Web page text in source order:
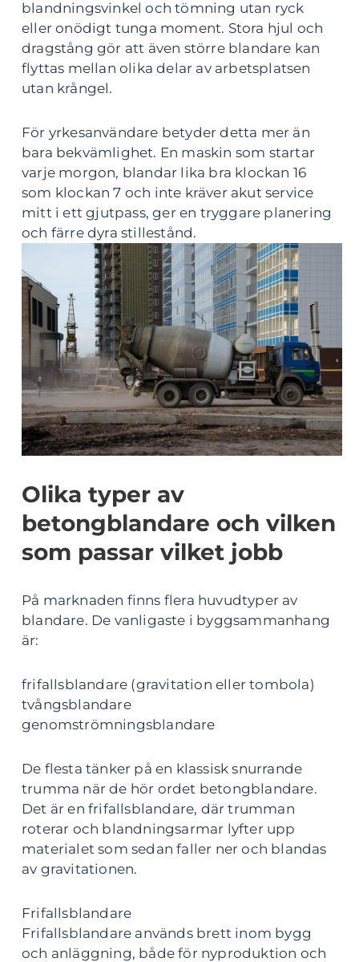
blandningsvinkel och tömning utan ryck
eller onödigt tunga moment. Stora hjul och
dragstång gör att även större blandare kan
flyttas mellan olika delar av arbetsplatsen
utan krångel.
För yrkesanvändare betyder detta mer än
bara bekvämlighet. En maskin som startar
varje morgon, blandar lika bra klockan 16
som klockan 7 och inte kräver akut service
mitt i ett gjutpass, ger en tryggare planering
och färre dyra stillestånd.
Olika typer av
betongblandare och vilken
som passar vilket jobb
På marknaden finns flera huvudtyper av
blandare. De vanligaste i byggsammanhang
är:
frifallsblandare (gravitation eller tombola)
tvångsblandare
genomströmningsblandare
De flesta tänker på en klassisk snurrande
trumma när de hör ordet betongblandare.
Det är en frifallsblandare, där trumman
roterar och blandningsarmar lyfter upp
materialet som sedan faller ner och blandas
av gravitationen.
Frifallsblandare
Frifallsblandare används brett inom bygg
och anläggning, både för nyproduktion och